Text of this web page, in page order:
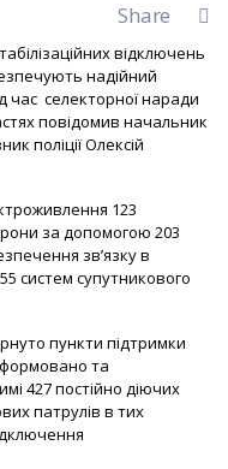
Share
відключень
надійний
час селекторної наради
повідомив начальник
поліції Олексій
123
за допомогою 203
зв’язку в
систем супутникового
пункти підтримки
та
427 постійно діючих
патрулів в тих